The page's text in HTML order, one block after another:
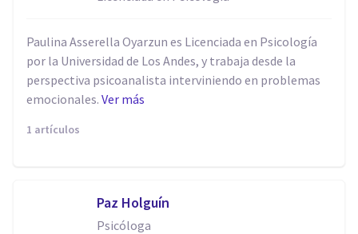
Paulina Asserella Oyarzun es Licenciada en Psicología
por la Universidad de Los Andes, y trabaja desde la
perspectiva psicoanalista interviniendo en problemas
emocionales. Ver más
1 artículos
Paz Holguín
Psicóloga